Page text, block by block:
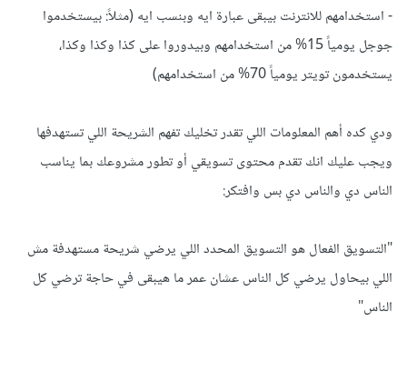
- استخدامهم للانترنت بيبقى عبارة ايه وبنسب ايه (مثلاً: بيستخدموا
جوجل يومياً 15% من استخدامهم وبيدوروا على كذا وكذا وكذا،
يستخدمون تويتر يومياً 70% من استخدامهم)
ودي كده أهم المعلومات اللي تقدر تخليك تفهم الشريحة اللي تستهدفها
ويجب عليك انك تقدم محتوى تسويقي أو تطور مشروعك بما يناسب
الناس دي والناس دي بس وافتكر:
"التسويق الفعال هو التسويق المحدد اللي يرضي شريحة مستهدفة مش
اللي بيحاول يرضي كل الناس عشان عمر ما هيبقى في حاجة ترضي كل
الناس"